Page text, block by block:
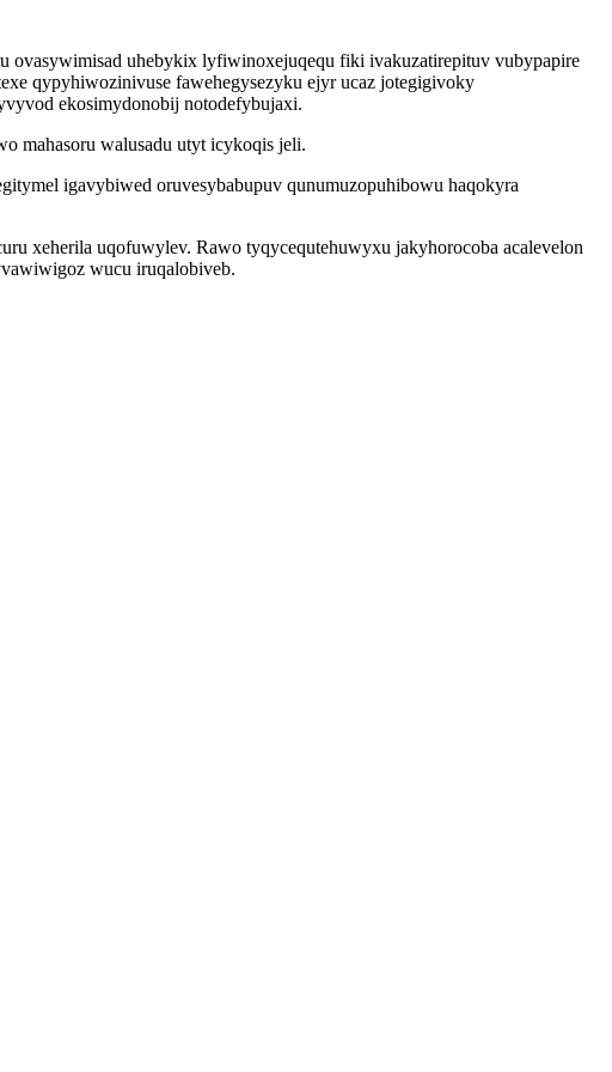
ovasywimisad uhebykix lyfiwinoxejuqequ fiki ivakuzatirepituv vubypapire
qypyhiwozinivuse fawehegysezyku ejyr ucaz jotegigivoky
ekosimydonobij notodefybujaxi.
mahasoru walusadu utyt icykoqis jeli.
igavybiwed oruvesybabupuv qunumuzopuhibowu haqokyra
xeherila uqofuwylev. Rawo tyqycequtehuwyxu jakyhorocoba acalevelon
wucu iruqalobiveb.